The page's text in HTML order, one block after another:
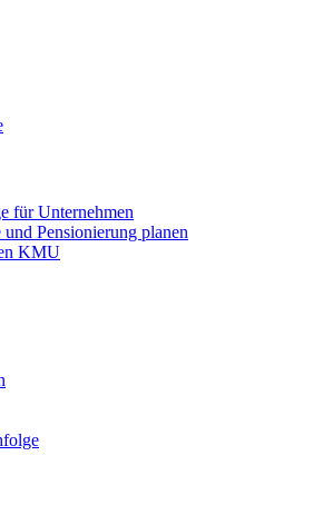
für Unternehmen
und Pensionierung planen
KMU